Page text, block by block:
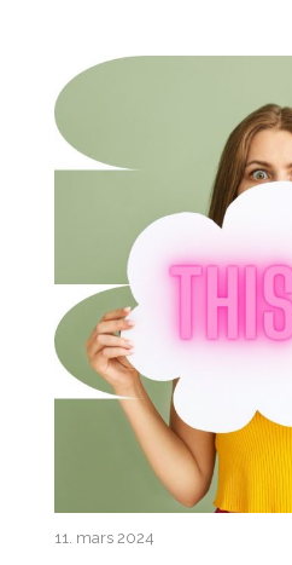
11. mars 2024